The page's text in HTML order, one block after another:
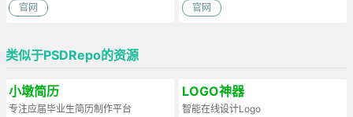
官网 官网
类似于PSDRepo的资源
小墩简历
专注应届毕业生简历制作平台
LOGO神器
智能在线设计Logo